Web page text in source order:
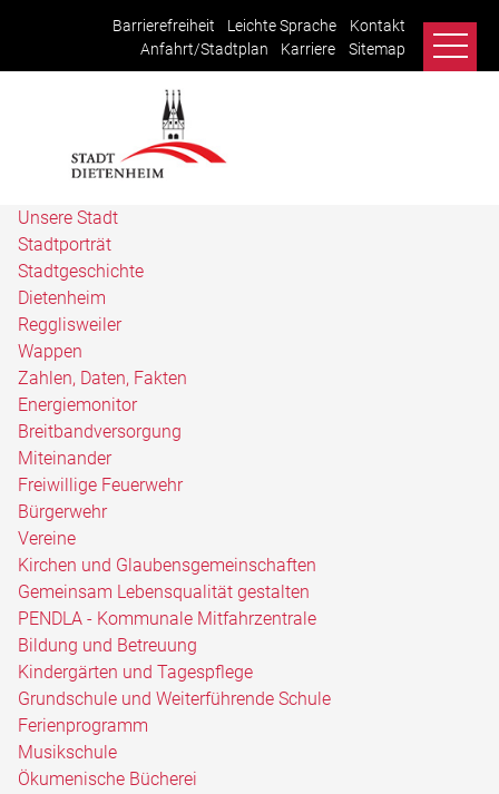
Barrierefreiheit Leichte Sprache
Kontakt
Anfahrt/Stadtplan
Karriere Sitemap
Unsere Stadt
Stadtporträt
Stadtgeschichte
Dietenheim
Regglisweiler
Wappen
Zahlen, Daten, Fakten
Energiemonitor
Breitbandversorgung
Miteinander
Freiwillige Feuerwehr
Bürgerwehr
Vereine
Kirchen und Glaubensgemeinschaften
Gemeinsam Lebensqualität gestalten
PENDLA - Kommunale Mitfahrzentrale
Bildung und Betreuung
Kindergärten und Tagespflege
Grundschule und Weiterführende Schule
Ferienprogramm
Musikschule
Ökumenische Bücherei